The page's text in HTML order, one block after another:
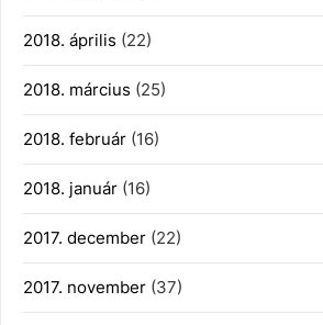
2018. április (22)
2018. március (25)
2018. február (16)
2018. január (16)
2017. december (22)
2017. november (37)